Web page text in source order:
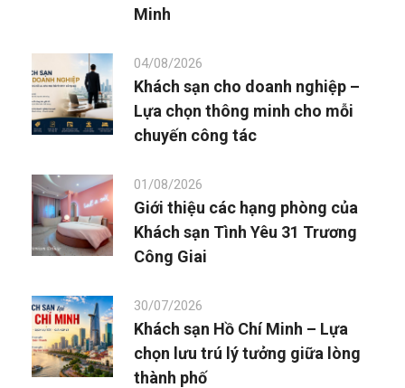
Minh
04/08/2026
Khách sạn cho doanh nghiệp –
Lựa chọn thông minh cho mỗi
chuyến công tác
01/08/2026
Giới thiệu các hạng phòng của
Khách sạn Tình Yêu 31 Trương
Công Giai
30/07/2026
Khách sạn Hồ Chí Minh – Lựa
chọn lưu trú lý tưởng giữa lòng
thành phố